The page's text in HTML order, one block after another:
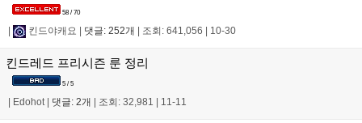
58 / 70
킨드야캐요 댓글: 252개 조회: 641,056 10-30
킨드레드 프리시즌 룬 정리
5 / 5
| Edohot | 댓글: 2개 | 조회: 32,981 | 11-11